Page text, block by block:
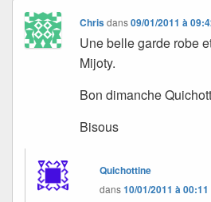
Chrisdans09/01/2011 à
Une belle garde robe
Mijoty.
Bon dimanche
Bisous
Quichottine
dans10/01/2011 à 00:11